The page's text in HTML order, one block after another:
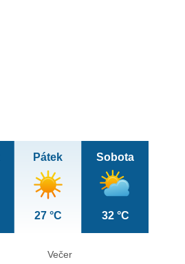
Pátek
27 °C
Sobota
32 °C
Večer